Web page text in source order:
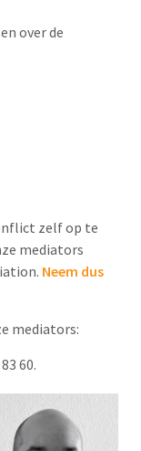
over de
zelf op te
mediators
Neem dus
mediators:
60.